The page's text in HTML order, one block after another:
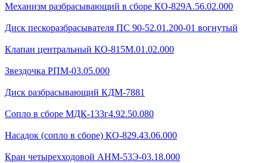
Механизм разбрасывающий в сборе КО-829А.56.02.000
Диск пескоразбрасывателя ПС 90-52.01.200-01 вогнутый
Клапан центральный КО-815М.01.02.000
Звездочка РПМ-03.05.000
Диск разбрасывающий КДМ-7881
Сопло в сборе МДК-133г4.92.50.080
Насадок (сопло в сборе) КО-829.43.06.000
Кран четырехходовой AHМ-53Э-03.18.000